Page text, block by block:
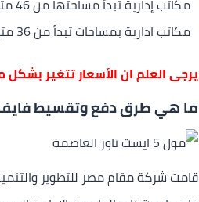
مكاتب إدارية تبدأ مساحتها من 46 متر مربع كما يبدأ سعرها من 2,530,00 جنية.
مكاتب ادارية بمساحات تبدأ من 36 متر و أيضا بأسعار تبدأ من 2,772,000 جنية.
يرجى العلم ان الأسعار تتغير
ما هي طرق دفع وتقسيط فايف
قامت شركة مقام مصر للتطوير